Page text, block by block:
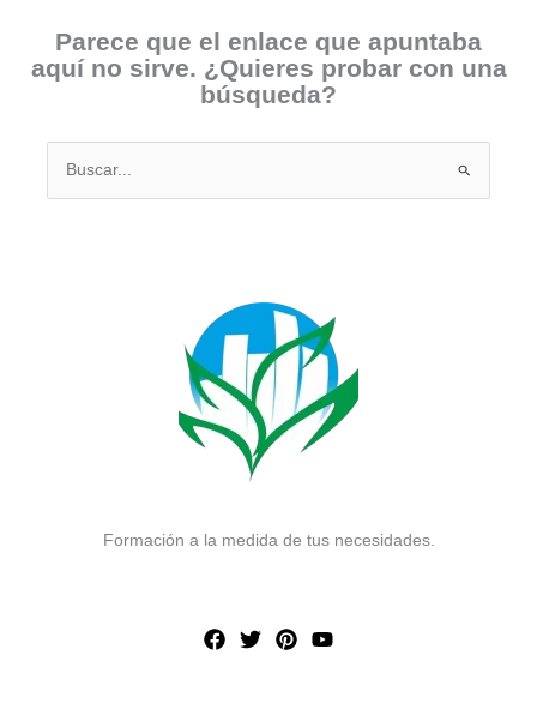
Parece que el enlace que apuntaba
aquí no sirve. ¿Quieres probar con una
búsqueda?
por:
Formación a la medida de tus necesidades.